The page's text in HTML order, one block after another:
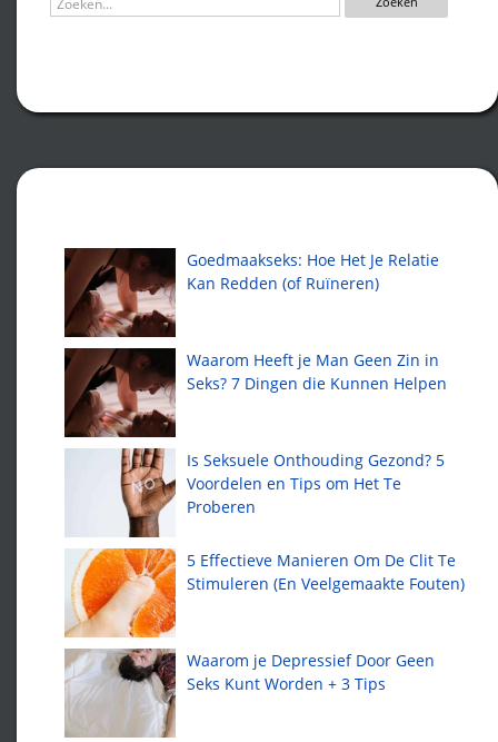
Goedmaakseks: Hoe Het Je Relatie
Kan Redden (of Ruïneren)
Waarom Heeft je Man Geen Zin in
Seks? 7 Dingen die Kunnen Helpen
Is Seksuele Onthouding Gezond? 5
Voordelen en Tips om Het Te
Proberen
5 Effectieve Manieren Om De Clit Te
Stimuleren (En Veelgemaakte Fouten)
Waarom je Depressief Door Geen
Seks Kunt Worden + 3 Tips